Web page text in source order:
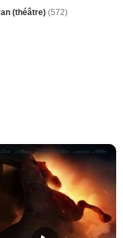
(théâtre) (572)